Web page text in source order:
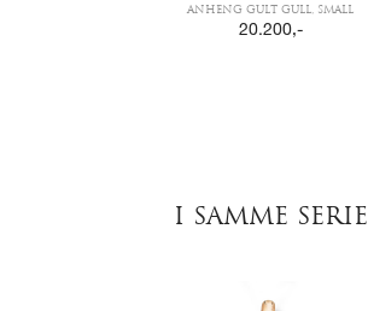
ANHENG GULT GULL, SMALL
20.200,-
I SAMME SERIE